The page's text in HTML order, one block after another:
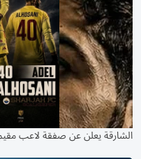
الشارقة يعلن عن صفقة لاعب